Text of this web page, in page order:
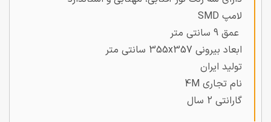
لامپ SMD
عمق 9 سانتی متر
ابعاد بیرونی 355x357 سانتی متر
تولید ایران
نام تجاری 4M
گارانتی 2 سال